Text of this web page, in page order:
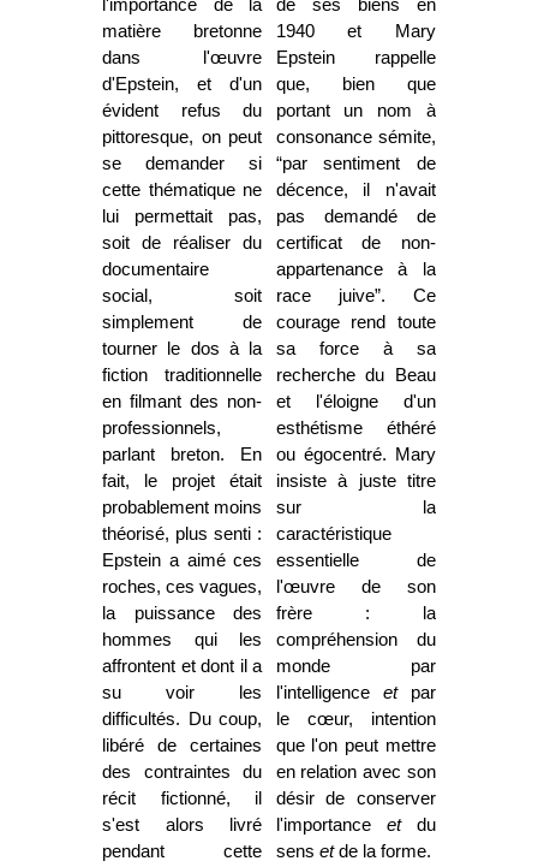
l'importance de la
matière bretonne
dans l'œuvre
d'Epstein, et d'un
évident refus du
pittoresque, on peut
se demander si
cette thématique ne
lui permettait pas,
soit de réaliser du
documentaire
social, soit
simplement de
tourner le dos à la
fiction traditionnelle
en filmant des non-
professionnels,
parlant breton. En
fait, le projet était
probablement moins
théorisé, plus senti :
Epstein a aimé ces
roches, ces vagues,
la puissance des
hommes qui les
affrontent et dont il a
su voir les
difficultés. Du coup,
libéré de certaines
des contraintes du
récit fictionné, il
s'est alors livré
pendant cette
de ses biens en
1940 et Mary
Epstein rappelle
que, bien que
portant un nom à
consonance sémite,
“par sentiment de
décence, il n'avait
pas demandé de
certificat de non-
appartenance à la
race juive”. Ce
courage rend toute
sa force à sa
recherche du Beau
et l'éloigne d'un
esthétisme éthéré
ou égocentré. Mary
insiste à juste titre
sur la
caractéristique
essentielle de
l'œuvre de son
frère : la
compréhension du
monde par
l'intelligence etpar
le cœur, intention
que l'on peut mettre
en relation avec son
désir de conserver
l'importance etdu
sens etde la forme.